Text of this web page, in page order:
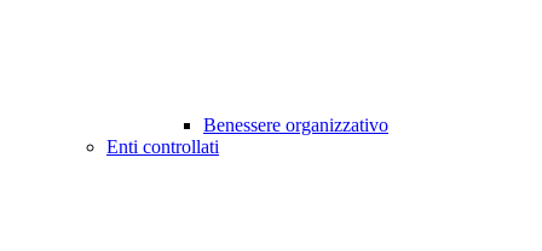
Benessere organizzativo
Enti controllati